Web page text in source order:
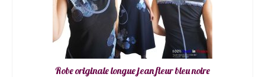
Robe originale longue jean fleur bleu noire